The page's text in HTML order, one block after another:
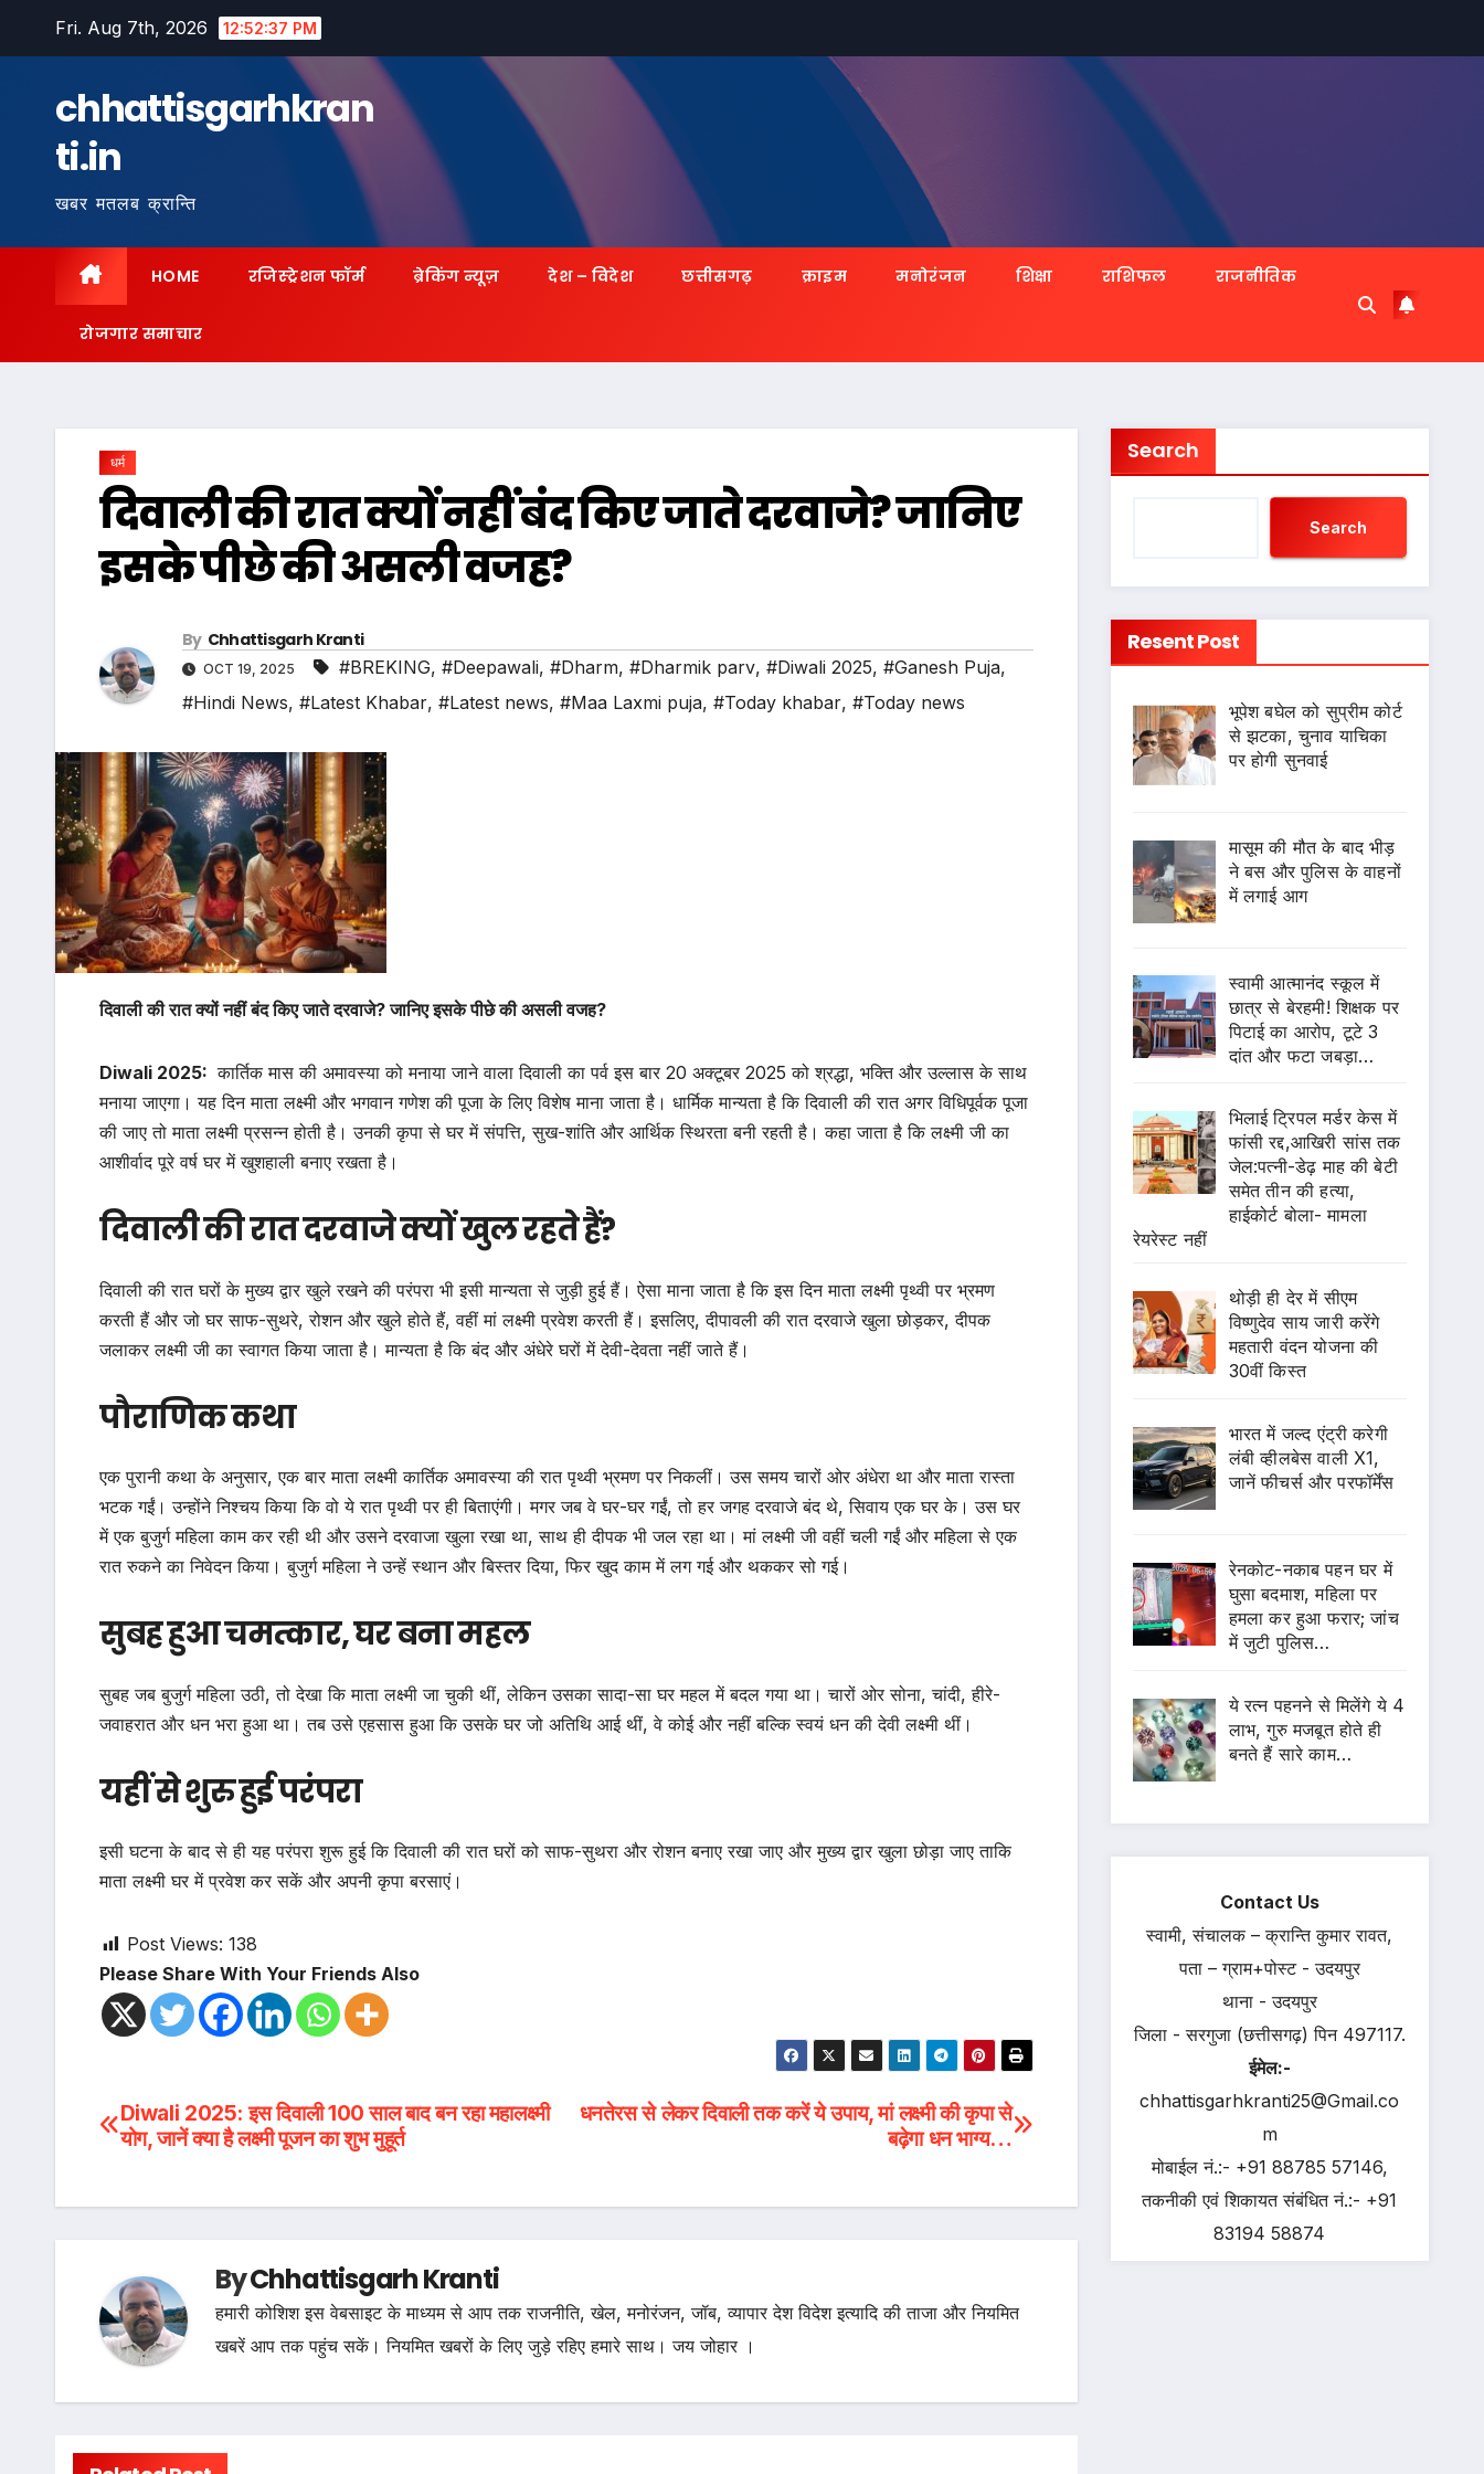
Fri. Aug 7th, 2026 12:52:39 PM
chhattisgarhkran
ti.in
खबर मतलब क्रान्ति
HOME रजिस्ट्रेशन फॉर्म ब्रेकिंग न्यूज़ देश – विदेश छत्तीसगढ़ क्राइम मनोरंजन शिक्षा राशिफल राजनीतिक
रोजगार समाचार
धर्म
दिवाली की रात क्यों नहीं बंद किए जाते दरवाजे? जानिए
इसके पीछे की असली वजह?
By Chhattisgarh Kranti
OCT 19, 2025 #BREKING, #Deepawali, #Dharm, #Dharmik parv, #Diwali 2025, #Ganesh Puja,
#Hindi News, #Latest Khabar, #Latest news, #Maa Laxmi puja, #Today khabar, #Today news
दिवाली की रात क्यों नहीं बंद किए जाते दरवाजे? जानिए इसके पीछे की असली वजह?
Diwali 2025: कार्तिक मास की अमावस्या को मनाया जाने वाला दिवाली का पर्व इस बार 20 अक्टूबर 2025 को श्रद्धा, भक्ति और उल्लास के साथ
मनाया जाएगा। यह दिन माता लक्ष्मी और भगवान गणेश की पूजा के लिए विशेष माना जाता है। धार्मिक मान्यता है कि दिवाली की रात अगर विधिपूर्वक पूजा
की जाए तो माता लक्ष्मी प्रसन्न होती है। उनकी कृपा से घर में संपत्ति, सुख-शांति और आर्थिक स्थिरता बनी रहती है। कहा जाता है कि लक्ष्मी जी का
आशीर्वाद पूरे वर्ष घर में खुशहाली बनाए रखता है।
दिवाली की रात दरवाजे क्यों खुल रहते हैं?
दिवाली की रात घरों के मुख्य द्वार खुले रखने की परंपरा भी इसी मान्यता से जुड़ी हुई हैं। ऐसा माना जाता है कि इस दिन माता लक्ष्मी पृथ्वी पर भ्रमण
करती हैं और जो घर साफ-सुथरे, रोशन और खुले होते हैं, वहीं मां लक्ष्मी प्रवेश करती हैं। इसलिए, दीपावली की रात दरवाजे खुला छोड़कर, दीपक
जलाकर लक्ष्मी जी का स्वागत किया जाता है। मान्यता है कि बंद और अंधेरे घरों में देवी-देवता नहीं जाते हैं।
पौराणिक कथा
एक पुरानी कथा के अनुसार, एक बार माता लक्ष्मी कार्तिक अमावस्या की रात पृथ्वी भ्रमण पर निकलीं। उस समय चारों ओर अंधेरा था और माता रास्ता
भटक गईं। उन्होंने निश्चय किया कि वो ये रात पृथ्वी पर ही बिताएंगी। मगर जब वे घर-घर गईं, तो हर जगह दरवाजे बंद थे, सिवाय एक घर के। उस घर
में एक बुजुर्ग महिला काम कर रही थी और उसने दरवाजा खुला रखा था, साथ ही दीपक भी जल रहा था। मां लक्ष्मी जी वहीं चली गईं और महिला से एक
रात रुकने का निवेदन किया। बुजुर्ग महिला ने उन्हें स्थान और बिस्तर दिया, फिर खुद काम में लग गई और थककर सो गई।
सुबह हुआ चमत्कार, घर बना महल
सुबह जब बुजुर्ग महिला उठी, तो देखा कि माता लक्ष्मी जा चुकी थीं, लेकिन उसका सादा-सा घर महल में बदल गया था। चारों ओर सोना, चांदी, हीरे-
जवाहरात और धन भरा हुआ था। तब उसे एहसास हुआ कि उसके घर जो अतिथि आई थीं, वे कोई और नहीं बल्कि स्वयं धन की देवी लक्ष्मी थीं।
यहीं से शुरु हुई परंपरा
इसी घटना के बाद से ही यह परंपरा शुरू हुई कि दिवाली की रात घरों को साफ-सुथरा और रोशन बनाए रखा जाए और मुख्य द्वार खुला छोड़ा जाए ताकि
माता लक्ष्मी घर में प्रवेश कर सकें और अपनी कृपा बरसाएं।
Post Views: 138
Please Share With Your Friends Also
Post
navigation
धनतेरस से लेकर दिवाली तक करें ये उपाय, मां लक्ष्मी की कृपा से
बढ़ेगा धन भाग्य…
Diwali 2025: इस दिवाली 100 साल बाद बन रहा महालक्ष्मी
योग, जानें क्या है लक्ष्मी पूजन का शुभ मुहूर्त
ByChhattisgarh Kranti
हमारी कोशिश इस वेबसाइट के माध्यम से आप तक राजनीति, खेल, मनोरंजन, जॉब, व्यापार देश विदेश इत्यादि की ताजा और नियमित
खबरें आप तक पहुंच सकें। नियमित खबरों के लिए जुड़े रहिए हमारे साथ। जय जोहार ।
Search
Search
Resent Post
भूपेश बघेल को सुप्रीम कोर्ट
से झटका, चुनाव याचिका
पर होगी सुनवाई
मासूम की मौत के बाद भीड़
ने बस और पुलिस के वाहनों
में लगाई आग
स्वामी आत्मानंद स्कूल में
छात्र से बेरहमी! शिक्षक पर
पिटाई का आरोप, टूटे 3
दांत और फटा जबड़ा…
भिलाई ट्रिपल मर्डर केस में
फांसी रद्द,आखिरी सांस तक
जेल:पत्नी-डेढ़ माह की बेटी
समेत तीन की हत्या,
हाईकोर्ट बोला- मामला
रेयरेस्ट नहीं
थोड़ी ही देर में सीएम
विष्णुदेव साय जारी करेंगे
महतारी वंदन योजना की
30वीं किस्त
भारत में जल्द एंट्री करेगी
लंबी व्हीलबेस वाली X1,
जानें फीचर्स और परफॉर्मेंस
रेनकोट-नकाब पहन घर में
घुसा बदमाश, महिला पर
हमला कर हुआ फरार; जांच
में जुटी पुलिस…
ये रत्न पहनने से मिलेंगे ये 4
लाभ, गुरु मजबूत होते ही
बनते हैं सारे काम…
Contact Us
स्वामी, संचालक – क्रान्ति कुमार रावत,
पता – ग्राम+पोस्ट - उदयपुर
थाना - उदयपुर
जिला - सरगुजा (छत्तीसगढ़) पिन 497117.
ईमेल:-
chhattisgarhkranti25@Gmail.co
m
मोबाईल नं.:- +91 88785 57146,
तकनीकी एवं शिकायत संबंधित नं.:- +91
83194 58874